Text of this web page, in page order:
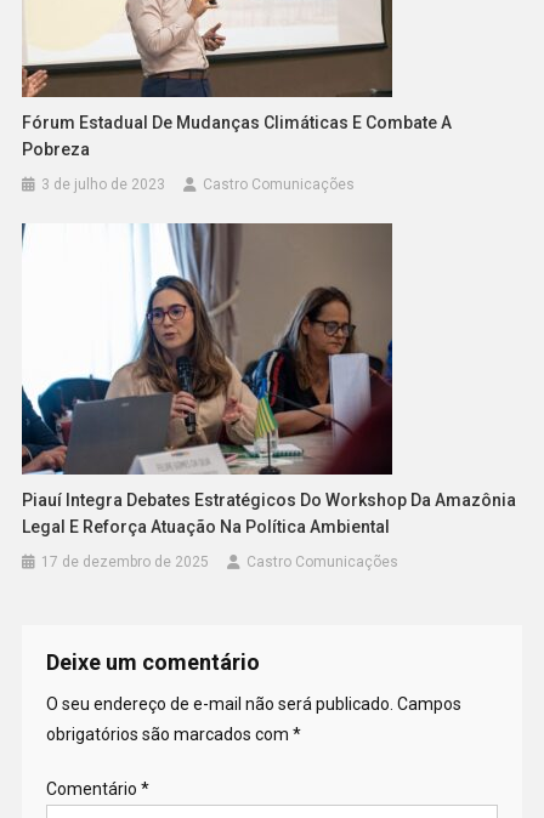
Fórum Estadual De Mudanças Climáticas E Combate A
Pobreza
3 de julho de 2023 Castro Comunicações
Piauí Integra Debates Estratégicos Do Workshop Da Amazônia
Legal E Reforça Atuação Na Política Ambiental
17 de dezembro de 2025 Castro Comunicações
Deixe um comentário
O seu endereço de e-mail não será publicado. Campos
obrigatórios são marcados com *
Comentário *